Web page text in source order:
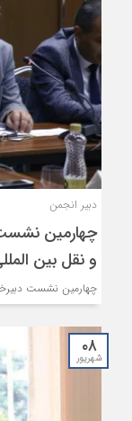
دبیر انجمن
چهارمین
و نقل بین
چهارمین نشست
۰۸
شهریور